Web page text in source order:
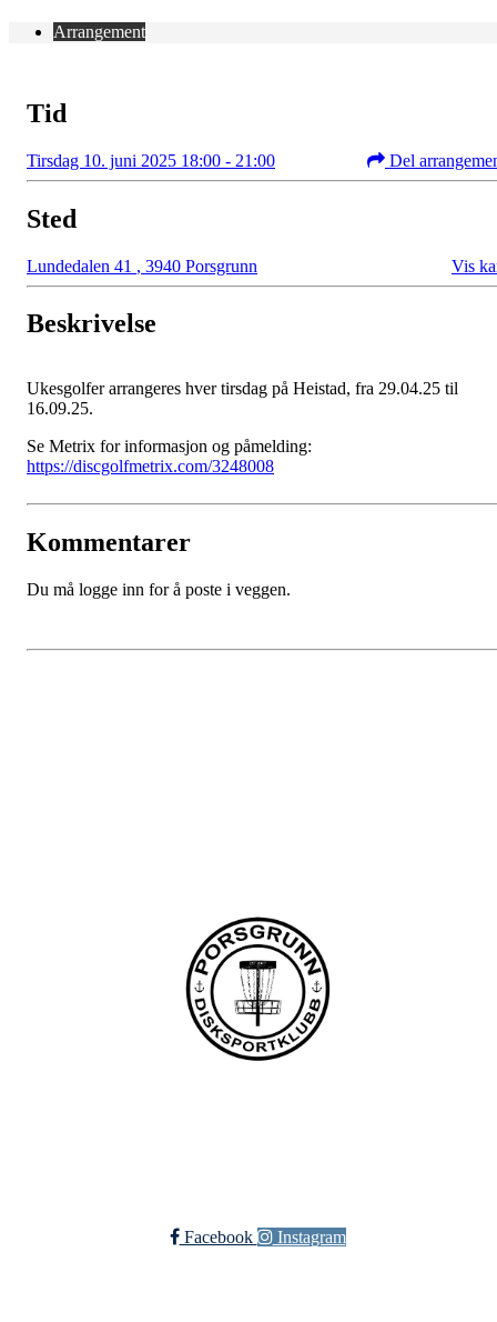
Arrangement
Tid
Tirsdag 10. juni 2025 18:00 - 21:00 Del
Sted
Lundedalen 41 , 3940 Porsgrunn Vis
Beskrivelse
Ukesgolfer arrangeres hver tirsdag på Heistad, fra 29.04.25 til
16.09.25.
Se Metrix for informasjon og påmelding:
https://discgolfmetrix.com/3248008
Kommentarer
Du må logge inn for å poste i veggen.
Facebook Instagram